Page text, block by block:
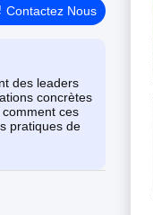
Contactez Nous
des leaders
concrètes
ces
pratiques de